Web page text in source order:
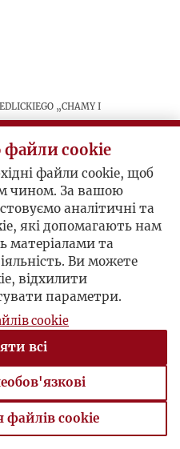
„Chamy i
łamach grudniowej
Stanisław
cookie
файли cookie, щоб
чином. За вашою
аналітичні та
які допомагають нам
матеріалами та
Ви можете
відхилити
параметри.
cookie
всі
cookie